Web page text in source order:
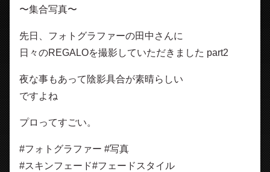
〜集合写真〜
先日、フォトグラファーの田中さんに
日々のREGALOを撮影していただきました part2
夜な事もあって陰影具合が素晴らしい
ですよね
プロってすごい。
#フォトグラファー #写真
#スキンフェード#フェードスタイル